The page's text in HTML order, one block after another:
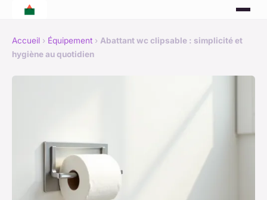
Accueil › Équipement › Abattant wc clipsable : simplicité et
hygiène au quotidien